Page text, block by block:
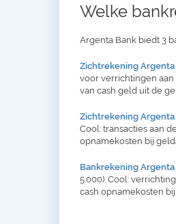
Welke
Argenta Bank biedt 3
Zichtrekening Argenta
voor verrichtingen
van cash geld uit de
Zichtrekening Argenta
Cool: transacties aan
opnamekosten bij
Bankrekening Argenta
5.000). Cool:
cash opnamekosten